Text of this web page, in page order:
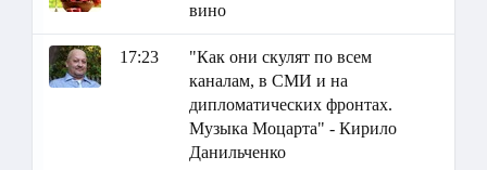
вино
17:23
"Как они скулят по всем
каналам, в СМИ и на
дипломатических фронтах.
Музыка Моцарта" - Кирило
Данильченко